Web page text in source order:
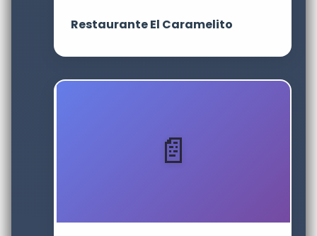
Restaurante El Caramelito